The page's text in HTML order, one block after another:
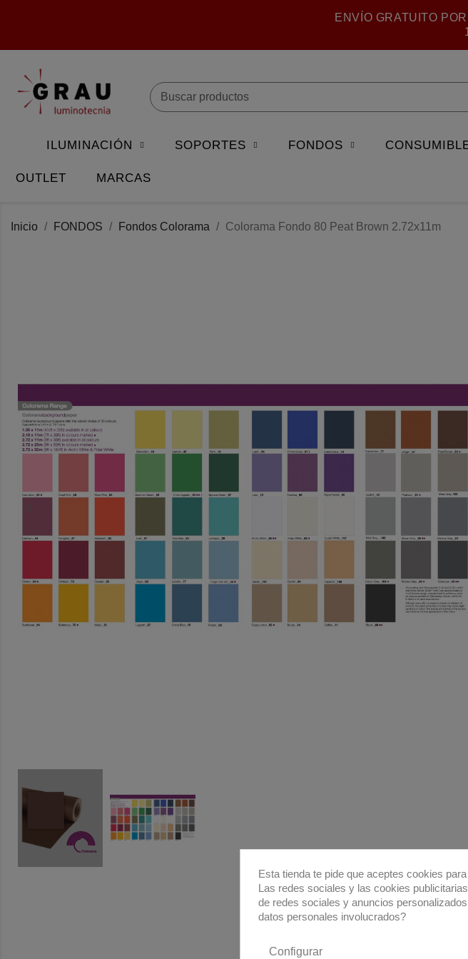
ENVÍO GRATUITO
ILUMINACIÓN SOPORTES FONDOS
OUTLET MARCAS
Inicio FONDOS Fondos Colorama Colorama Fondo 80 Peat Brown 2.72x11m
Esta tienda te pide que aceptes cookies
Las redes sociales y las cookies
de redes sociales y anuncios
datos personales involucrados?
Configurar